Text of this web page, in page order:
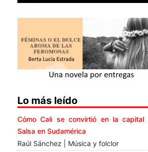
Lo más leído
Cómo Cali se convirtió en la capital
Salsa en Sudamérica
Raúl Sánchez | Música y folclor